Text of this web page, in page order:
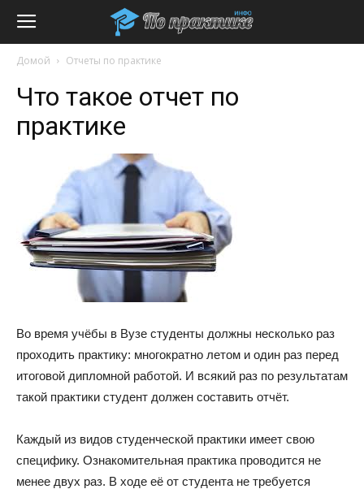
Домой Отчеты по практике
Что такое отчет по
практике
Во время учёбы в Вузе студенты должны несколько раз
проходить практику: многократно летом и один раз перед
итоговой дипломной работой. И всякий раз по результатам
такой практики студент должен составить отчёт.
Каждый из видов студенческой практики имеет свою
специфику. Ознакомительная практика проводится не
менее двух раз. В ходе её от студента не требуется